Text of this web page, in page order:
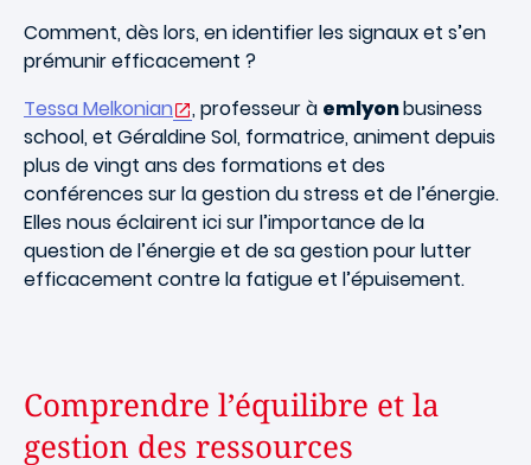
Comment, dès lors, en identifier les signaux et s’en
prémunir efficacement ?
Tessa Melkonian
, professeur à emlyonbusiness
school, et Géraldine Sol, formatrice, animent depuis
plus de vingt ans des formations et des
conférences sur la gestion du stress et de l’énergie.
Elles nous éclairent ici sur l’importance de la
question de l’énergie et de sa gestion pour lutter
efficacement contre la fatigue et l’épuisement.
Comprendre l’équilibre et la
gestion des ressources